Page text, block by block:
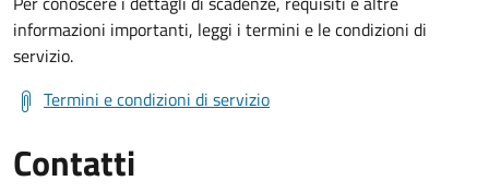
informazioni importanti, leggi i termini e le condizioni di
servizio.
Termini e condizioni di servizio
Contatti